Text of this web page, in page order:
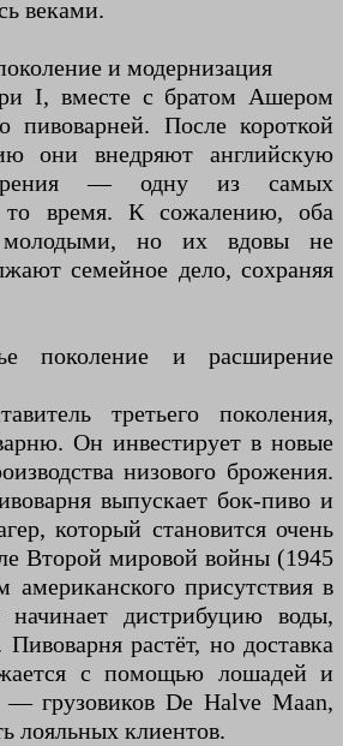
веками.
и модернизация
I, вместе с братом Ашером
пивоварней. После короткой
они внедряют английскую
— одну из самых
то время. К сожалению, оба
молодыми, но их вдовы не
семейное дело, сохраняя
поколение и расширение
третьего поколения,
Он инвестирует в новые
низового брожения.
выпускает бок-пиво и
который становится очень
Второй мировой войны (1945
американского присутствия в
дистрибуцию воды,
растёт, но доставка
с помощью лошадей и
— грузовиков De Halve Maan,
лояльных клиентов.